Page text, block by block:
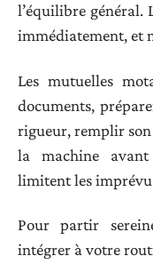
l’équilibre général.
immédiatement, et
Les mutuelles
documents,
rigueur, remplir
la machine
limitent les
Pour partir
intégrer à votre